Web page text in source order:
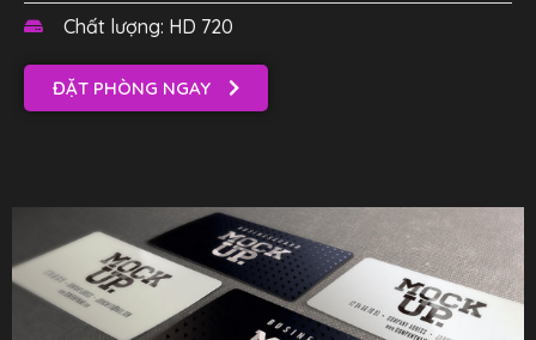
Chất lượng: HD 720
ĐẶT PHÒNG NGAY